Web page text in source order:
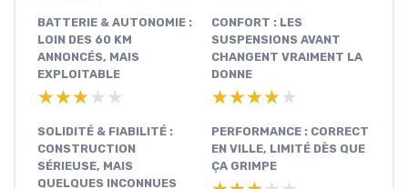
BATTERIE & AUTONOMIE :
LOIN DES 60 KM
ANNONCÉS, MAIS
EXPLOITABLE
★★★★★
★★★★★
CONFORT : LES
SUSPENSIONS AVANT
CHANGENT VRAIMENT LA
DONNE
★★★★★
★★★★★
SOLIDITÉ & FIABILITÉ :
CONSTRUCTION
SÉRIEUSE, MAIS
QUELQUES INCONNUES
PERFORMANCE : CORRECT
EN VILLE, LIMITÉ DÈS QUE
ÇA GRIMPE